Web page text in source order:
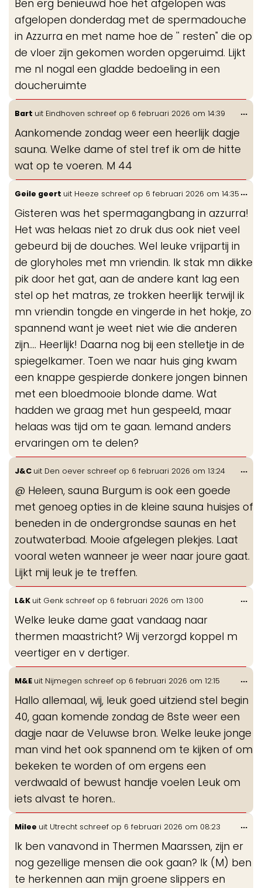
Ben erg benieuwd hoe het afgelopen was
afgelopen donderdag met de spermadouche
in Azzurra en met name hoe de '' resten" die op
de vloer zijn gekomen worden opgeruimd. Lijkt
me nl nogal een gladde bedoeling in een
doucheruimte
Bart uit Eindhoven schreef op 6 februari 2026 om 14:39
Aankomende zondag weer een heerlijk dagje
sauna. Welke dame of stel tref ik om de hitte
wat op te voeren. M 44
...
Geile geert uit Heeze schreef op 6 februari 2026 om 14:35
Gisteren was het spermagangbang in azzurra!
Het was helaas niet zo druk dus ook niet veel
gebeurd bij de douches. Wel leuke vrijpartij in
de gloryholes met mn vriendin. Ik stak mn dikke
pik door het gat, aan de andere kant lag een
stel op het matras, ze trokken heerlijk terwijl ik
mn vriendin tongde en vingerde in het hokje, zo
spannend want je weet niet wie die anderen
zijn.... Heerlijk! Daarna nog bij een stelletje in de
spiegelkamer. Toen we naar huis ging kwam
een knappe gespierde donkere jongen binnen
met een bloedmooie blonde dame. Wat
hadden we graag met hun gespeeld, maar
helaas was tijd om te gaan. Iemand anders
ervaringen om te delen?
...
J&C uit Den oever schreef op 6 februari 2026 om 13:24
@ Heleen, sauna Burgum is ook een goede
met genoeg opties in de kleine sauna huisjes of
beneden in de ondergrondse saunas en het
zoutwaterbad. Mooie afgelegen plekjes. Laat
vooral weten wanneer je weer naar joure gaat.
Lijkt mij leuk je te treffen.
...
L&K uit Genk schreef op 6 februari 2026 om 13:00
Welke leuke dame gaat vandaag naar
thermen maastricht? Wij verzorgd koppel m
veertiger en v dertiger.
...
M&E uit Nijmegen schreef op 6 februari 2026 om 12:15
Hallo allemaal, wij, leuk goed uitziend stel begin
40, gaan komende zondag de 8ste weer een
dagje naar de Veluwse bron. Welke leuke jonge
man vind het ook spannend om te kijken of om
bekeken te worden of om ergens een
verdwaald of bewust handje voelen Leuk om
iets alvast te horen..
...
Milee uit Utrecht schreef op 6 februari 2026 om 08:23
Ik ben vanavond in Thermen Maarssen, zijn er
nog gezellige mensen die ook gaan? Ik (M) ben
te herkennen aan mijn groene slippers en
...